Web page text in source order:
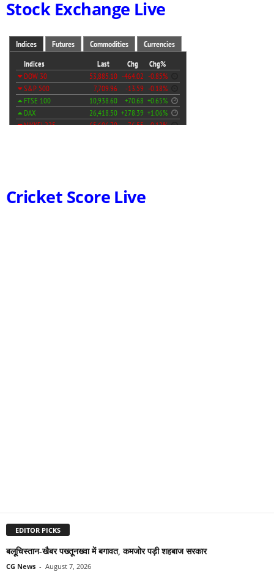
Stock Exchange Live
Cricket Score Live
EDITOR PICKS
बलूचिस्तान-खैबर पख्तूनख्वा में बगावत, कमजोर पड़ी शहबाज सरकार
CG News - August 7, 2026